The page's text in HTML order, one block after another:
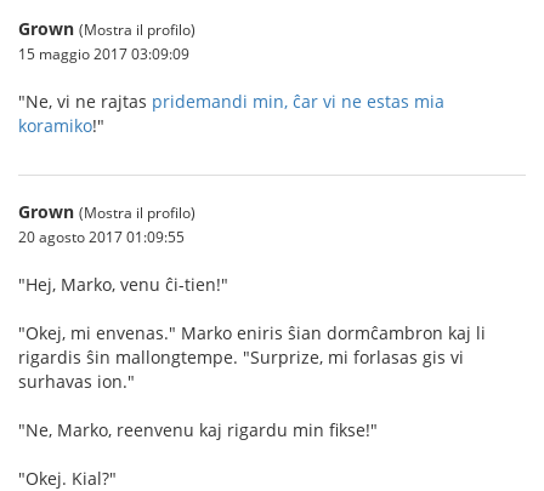
Grown (Mostra il profilo)
15 maggio 2017 03:09:09
"Ne, vi ne rajtas pridemandi min, ĉar vi ne estas mia
koramiko!"
Grown (Mostra il profilo)
20 agosto 2017 01:09:55
"Hej, Marko, venu ĉi-tien!"
"Okej, mi envenas." Marko eniris ŝian dormĉambron kaj li
rigardis ŝin mallongtempe. "Surprize, mi forlasas gis vi
surhavas ion."
"Ne, Marko, reenvenu kaj rigardu min fikse!"
"Okej. Kial?"